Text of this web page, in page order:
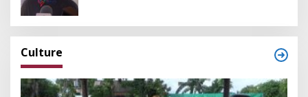
Culture